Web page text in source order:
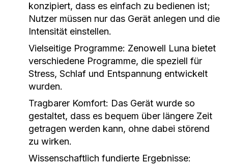
konzipiert, dass es einfach zu bedienen ist;
Nutzer müssen nur das Gerät anlegen und die
Intensität einstellen.
Vielseitige Programme: Zenowell Luna bietet
verschiedene Programme, die speziell für
Stress, Schlaf und Entspannung entwickelt
wurden.
Tragbarer Komfort: Das Gerät wurde so
gestaltet, dass es bequem über längere Zeit
getragen werden kann, ohne dabei störend
zu wirken.
Wissenschaftlich fundierte Ergebnisse: